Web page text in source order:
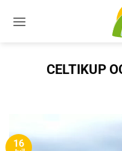
CELTIKUP
16